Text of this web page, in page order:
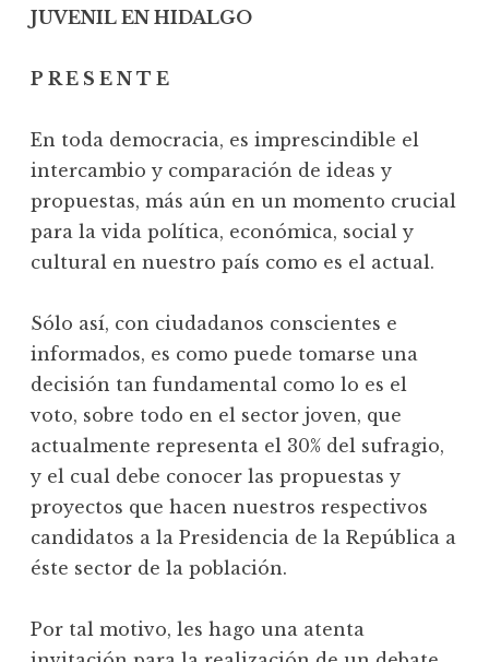
JUVENIL EN HIDALGO
P R E S E N T E
En toda democracia, es imprescindible el
intercambio y comparación de ideas y
propuestas, más aún en un momento crucial
para la vida política, económica, social y
cultural en nuestro país como es el actual.
Sólo así, con ciudadanos conscientes e
informados, es como puede tomarse una
decisión tan fundamental como lo es el
voto, sobre todo en el sector joven, que
actualmente representa el 30% del sufragio,
y el cual debe conocer las propuestas y
proyectos que hacen nuestros respectivos
candidatos a la Presidencia de la República a
éste sector de la población.
Por tal motivo, les hago una atenta